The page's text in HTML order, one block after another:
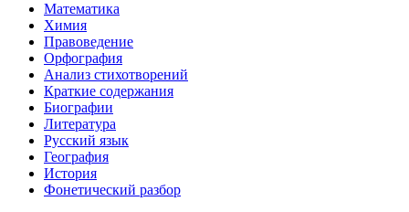
Математика
Химия
Правоведение
Орфография
Анализ стихотворений
Краткие содержания
Биографии
Литература
Русский язык
География
История
Фонетический разбор